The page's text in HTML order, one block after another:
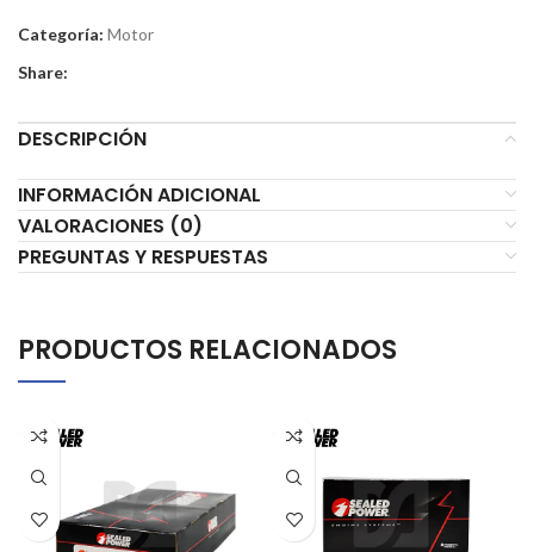
Categoría: Motor
Share:
DESCRIPCIÓN
INFORMACIÓN ADICIONAL
VALORACIONES (0)
PREGUNTAS Y RESPUESTAS
PRODUCTOS RELACIONADOS